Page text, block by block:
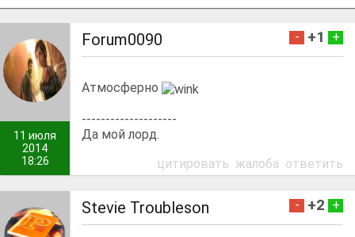
11 июля
2014
18:26
Forum0090 - +1 +
Атмосферно
--------------------
Да мой лорд.
цитировать жалоба ответить
Stevie Troubleson - +2 +